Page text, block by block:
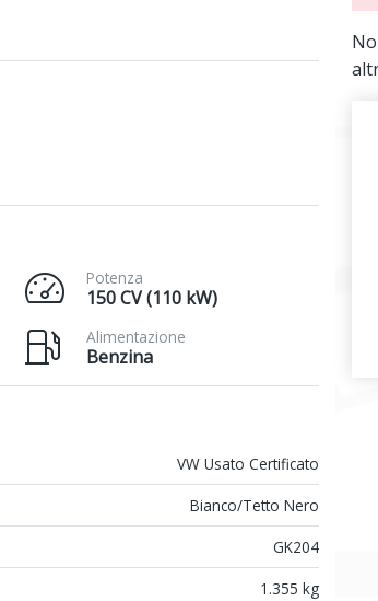
Potenza
150 CV (110 kW)
Alimentazione
Benzina
VW Usato Certificato
Bianco/Tetto Nero
GK204
1.355 kg